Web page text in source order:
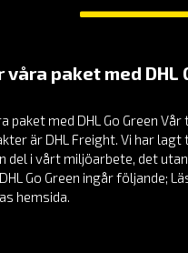
våra paket med DHL
paket med DHL Go Green
är DHL Freight. Vi har lagt
del i vårt miljöarbete, det
Go Green ingår följande;
hemsida.